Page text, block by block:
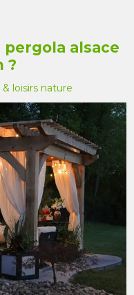
alsace
?
loisirs nature